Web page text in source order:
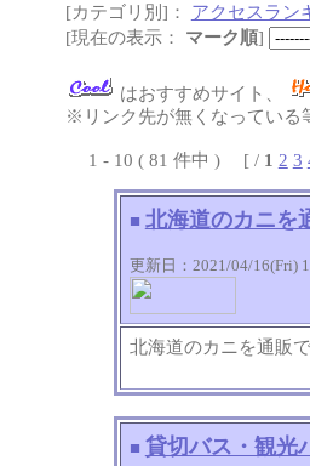
[カテゴリ別]： アクセスラン
[現在の表示：
マーク順]
はおすすめサイト、
※リンク先が無くなっている
1 - 10 ( 81 件中 ) [ / 1 2 3
■ 北海道のカニを
更新日：2021/04/16(Fri)
北海道のカニを通販
■ 貸切バス・観光